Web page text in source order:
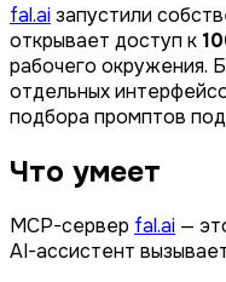
fal.aiзапустили
открывает доступ к
рабочего окружения.
отдельных
подбора промптов
Что умеет
MCP-сервер fal.ai —
AI-ассистент